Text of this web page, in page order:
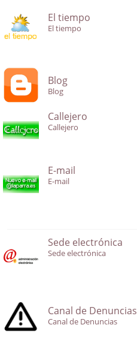
El tiempo
El tiempo
Blog
Blog
Callejero
Callejero
E-mail
E-mail
Sede electrónica
Sede electrónica
Canal de Denuncias
Canal de Denuncias